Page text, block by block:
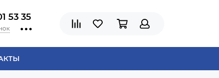
53 35